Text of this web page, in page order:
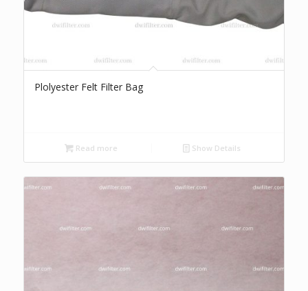
Plolyester Felt Filter Bag
Read more Show Details